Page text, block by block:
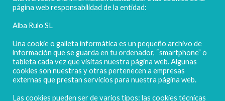
página web responsabilidad de la entidad:
Alba Rulo SL
Una cookie o galleta informática es un pequeño archivo de
información que se guarda en tu ordenador, “smartphone” o
tableta cada vez que visitas nuestra página web. Algunas
cookies son nuestras y otras pertenecen a empresas
externas que prestan servicios para nuestra página web.
Las cookies pueden ser de varios tipos: las cookies técnicas